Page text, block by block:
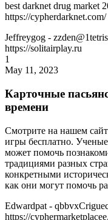
best darknet drug market
https://
Jeffreygog -
https://solitairplay.ru
1
May 11, 2023
Карточные
времени
Смотрите на нашем
игры бесплатно.
может помочь
традициями разных
конкретными
как они могут помочь
Edwardpat -
https://